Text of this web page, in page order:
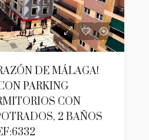
DE MÁLAGA!
PARKING
CON
2 BAÑOS